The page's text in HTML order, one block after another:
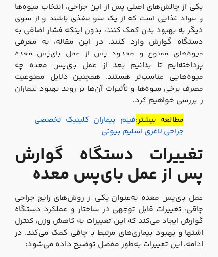
یکی از چالش‌های اصلی پس از این جراحی، انتخاب میوه‌ها
و مواد غذایی است که از یک سو مغذی باشند و از سوی
دیگر به بهبود بدن کمک کنند، بدون اینکه فشار اضافی به
دستگاه گوارش وارد کنند. در این مقاله، به معرفی
میوه‌های ممنوع و محدود پس از عمل بای‌پس معده
پرداخته‌ایم تا بدانیم بعد از عمل بای‌پس معده چه
میوه‌هایی مناسب‌تر هستند. همچنین دلایل ممنوعیت
مصرف برخی میوه‌ها و تأثیرات آن‌ها بر روند بهبود بیماران
را بررسی خواهیم کرد.
مطالعه بیشتر:فیلم بیماران کلینیک تخصصی
جراحی لاغری اسلیم بیوتی
تغییرات دستگاه گوارش
پس از عمل بای‌پس معده
عمل بای‌پس معده به‌عنوان یکی از روش‌های رایج جراحی
چاقی، تغییرات قابل توجهی در ساختار و عملکرد دستگاه
گوارش ایجاد می‌کند که این تغییرات به کاهش وزن، کنترل
اشتها و بهبود بیماری‌های مرتبط با چاقی کمک می‌کند. در
ادامه، این تغییرات به‌طور مفصل توضیح داده می‌شود: